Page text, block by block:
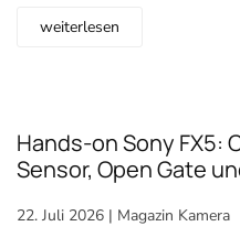
weiterlesen
Hands-on Sony FX5:
Sensor, Open Gate
22. Juli 2026 | Magazin Kamera